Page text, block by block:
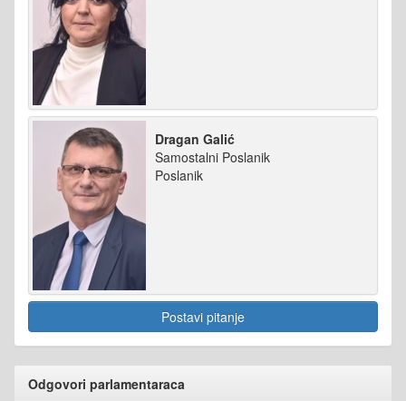
Dragan Galić
Samostalni Poslanik
Poslanik
Postavi pitanje
Odgovori parlamentaraca